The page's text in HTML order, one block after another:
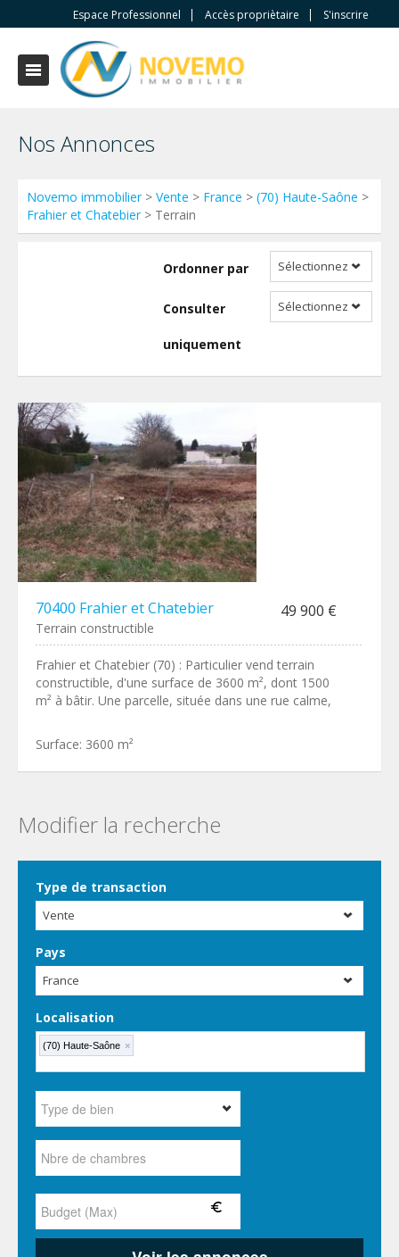
Espace Professionnel Accès propriètaire S'inscrire
Nos Annonces
Novemo immobilier> Vente > France > (70) Haute-Saône >
Frahier et Chatebier> Terrain
Ordonner par Sélectionnez
Consulter
uniquement
Sélectionnez
70400 Frahier et Chatebier 49 900 €
Terrain constructible
Frahier et Chatebier (70) : Particulier vend terrain
constructible, d'une surface de 3600 m², dont 1500
m² à bâtir. Une parcelle, située dans une rue calme,
Surface: 3600 m²
Modifier la recherche
Type de transaction
Vente
Pays
France
Localisation
(70) Haute-Saône ×